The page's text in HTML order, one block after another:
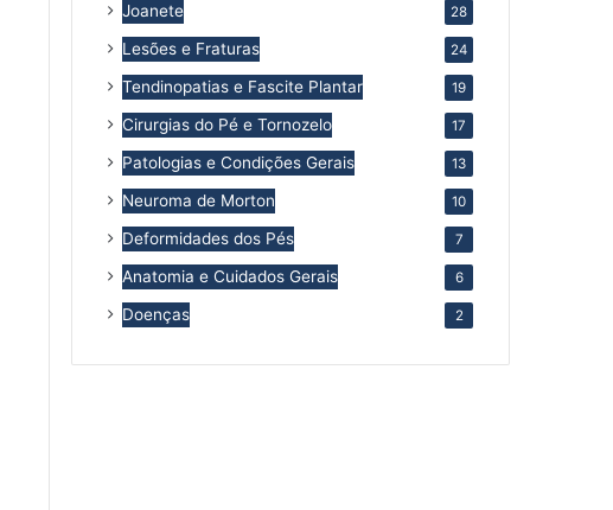
Joanete 28
Lesões e Fraturas 24
Tendinopatias e Fascite Plantar 19
Cirurgias do Pé e Tornozelo 17
Patologias e Condições Gerais 13
Neuroma de Morton 10
Deformidades dos Pés 7
Anatomia e Cuidados Gerais 6
Doenças 2